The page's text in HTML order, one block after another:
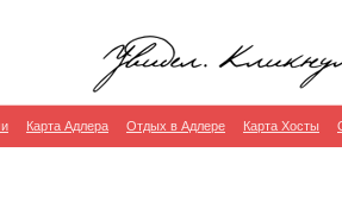
Карта Адлера Отдых в Адлере Карта Хосты